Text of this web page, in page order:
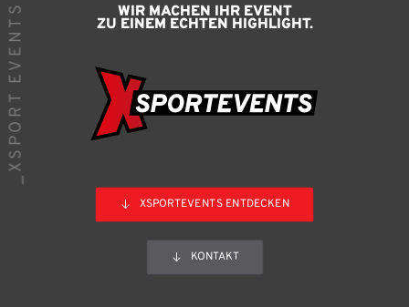
_XSPORT EVENTS WIR MACHEN IHR EVENT
ZU EINEM ECHTEN HIGHLIGHT.
XSPORTEVENTS ENTDECKEN
KONTAKT